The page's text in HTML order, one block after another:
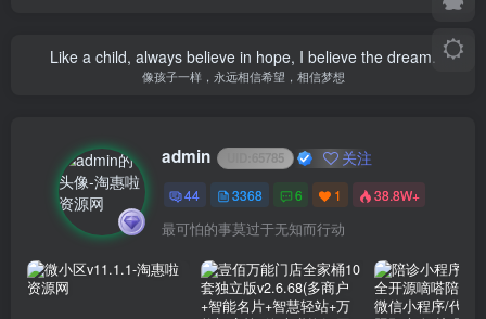
Like a child, always believe in hope, I believe the dream.
像孩子一样，永远相信希望，相信梦想
admin 65785 关注
44 3368 6 1 38.8W+
最可怕的事莫过于无知而行动